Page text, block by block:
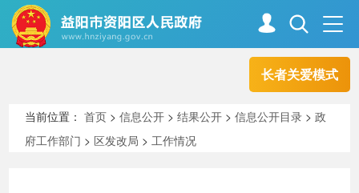
长者关爱模式
走进资阳
当前位置：首页 >信息公开 >结果公开 >信息公开目录 >政
府工作部门 > 区发改局 >工作情况